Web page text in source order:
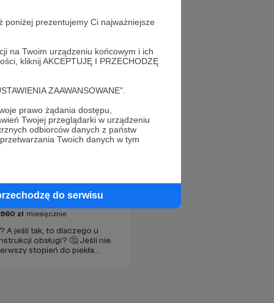
poniżej prezentujemy Ci najważniejsze
na Twoim urządzeniu końcowym i ich
kliknij AKCEPTUJĘ I PRZECHODZĘ
ZAAWANSOWANE".
prawo żądania dostępu,
Twojej przeglądarki w urządzeniu
odbiorców danych z państw
Twoich danych w tym
do serwisu
Adamczyka
zł miesięcznie
A jeśli tak, to dlaczego u
obsługi? 🤔 Jeśli nie
stopień do piekła